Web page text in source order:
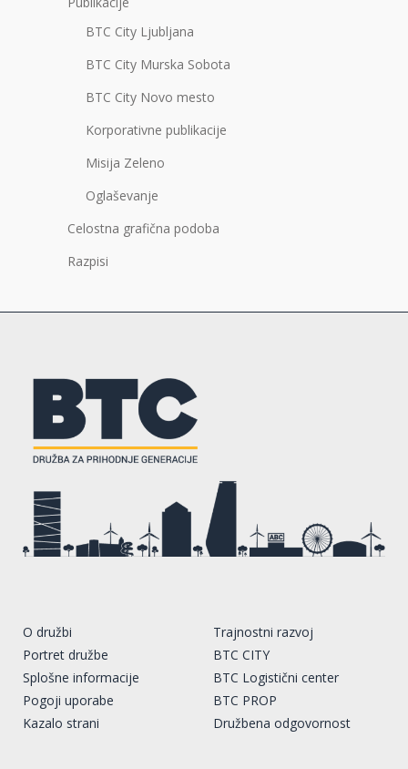
BTC City Ljubljana
BTC City Murska Sobota
BTC City Novo mesto
Korporativne publikacije
Misija Zeleno
Oglaševanje
Celostna grafična podoba
Razpisi
O družbi
Portret družbe
Splošne informacije
Pogoji uporabe
Kazalo strani
Trajnostni razvoj
BTC CITY
BTC Logistični center
BTC PROP
Družbena odgovornost